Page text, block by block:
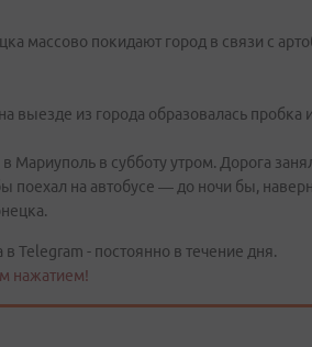
массово покидают город в связи с
выезде из города образовалась пробка
Мариуполь в субботу утром. Дорога
поехал на автобусе — до ночи бы,
Telegram - постоянно в течение дня.
нажатием!